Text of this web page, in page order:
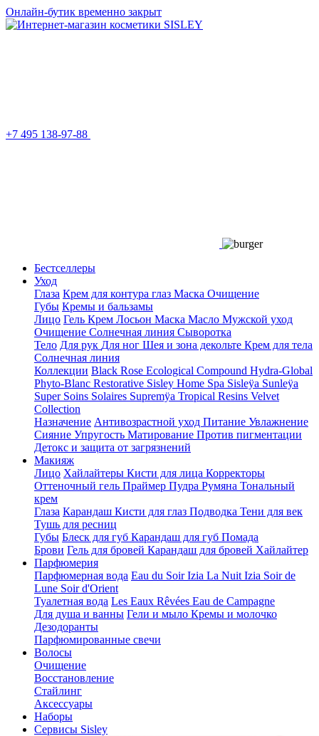
Онлайн-бутик временно закрыт
+7 495 138-97-88
Бестселлеры
Уход
Глаза Крем для контура глаз Маска Очищение
Губы Кремы и бальзамы
Лицо Гель Крем Лосьон Маска Масло Мужской уход
Очищение Солнечная линия Сыворотка
Тело Для рук Для ног Шея и зона декольте Крем для тела
Солнечная линия
Коллекции Black Rose Ecological Compound Hydra-Global
Phyto-Blanc Restorative Sisley Home Spa Sisleÿa Sunleÿa
Super Soins Solaires Supremÿa Tropical Resins Velvet
Collection
Назначение Антивозрастной уход Питание Увлажнение
Сияние Упругость Матирование Против пигментации
Детокс и защита от загрязнений
Макияж
Лицо Хайлайтеры Кисти для лица Корректоры
Оттеночный гель Праймер Пудра Румяна Тональный
крем
Глаза Карандаш Кисти для глаз Подводка Тени для век
Тушь для ресниц
Губы Блеск для губ Карандаш для губ Помада
Брови Гель для бровей Карандаш для бровей Хайлайтер
Парфюмерия
Парфюмерная вода Eau du SoirIzia La Nuit Izia Soir de
Lune Soir d'Orient
Туалетная вода Les Eaux Rêvées Eau de Campagne
Для душа и ванны Гели и мыло Кремы и молочко
Дезодоранты
Парфюмированные свечи
Волосы
Очищение
Восстановление
Стайлинг
Аксессуары
Наборы
Сервисы Sisley